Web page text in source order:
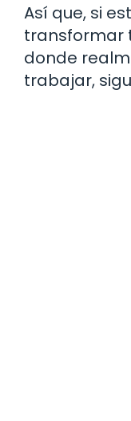
Así que, si
transformar
donde
trabajar,